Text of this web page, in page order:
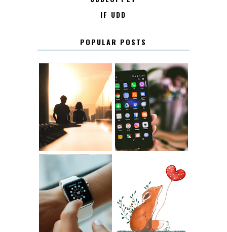
IF UDD
POPULAR POSTS
KONTAKT KONTAKTLISTA
12.30 LUGN